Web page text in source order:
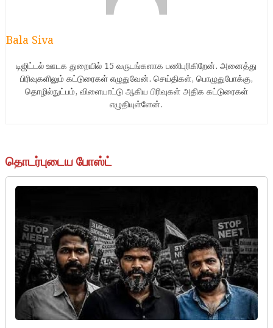
Bala Siva
டிஜிட்டல் ஊடக துறையில் 15 வருடங்களாக பணிபுரிகிறேன். அனைத்து
பிரிவுகளிலும் கட்டுரைகள் எழுதுவேன். செய்திகள், பொழுதுபோக்கு,
தொழில்நுட்பம், விளையாட்டு ஆகிய பிரிவுகள் அதிக கட்டுரைகள்
எழுதியுள்ளேன்.
தொடர்புடைய போஸ்ட்